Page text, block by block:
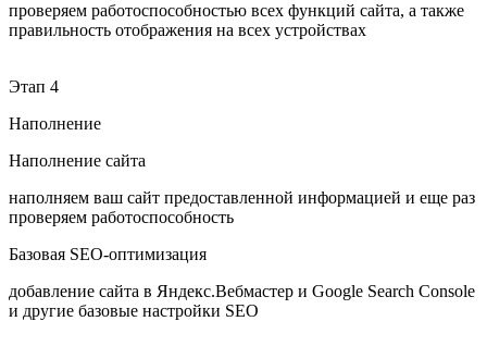
проверяем работоспособностью всех функций сайта, а также
правильность отображения на всех устройствах
Этап 4
Наполнение
Наполнение сайта
наполняем ваш сайт предоставленной информацией и еще раз
проверяем работоспособность
Базовая SEO-оптимизация
добавление сайта в Яндекс.Вебмастер и Google Search Console
и другие базовые настройки SEO